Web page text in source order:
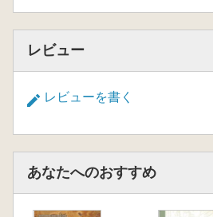
レビュー
レビューを書く
あなたへのおすすめ